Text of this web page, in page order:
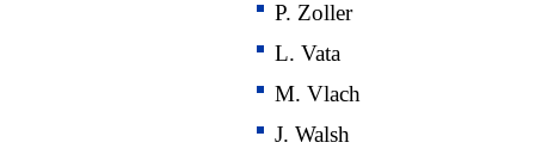
P. Zoller
L. Vata
M. Vlach
J. Walsh